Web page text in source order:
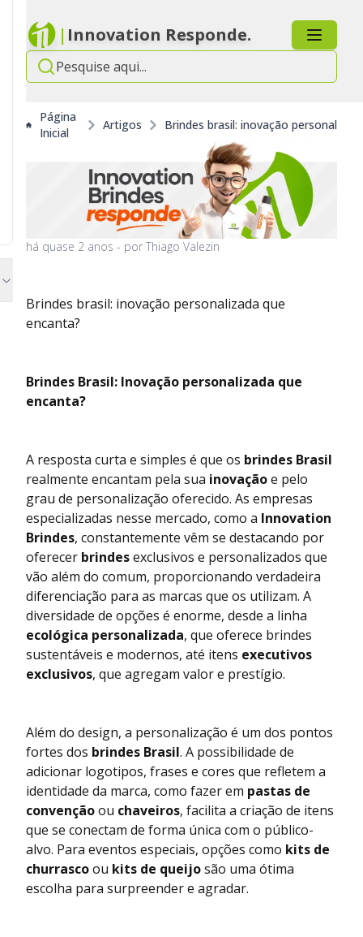
| Innovation Responde.
Página
Inicial
Artigos Brindes brasil: inovação
há quase 2 anos - por Thiago Valezin
Brindes brasil: inovação personalizada que
encanta?
Brindes Brasil: Inovação personalizada que
encanta?
A resposta curta e simples é que os brindes Brasil
realmente encantam pela sua inovaçãoe pelo
grau de personalização oferecido. As empresas
especializadas nesse mercado, como a Innovation
Brindes, constantemente vêm se destacando por
oferecer brindesexclusivos e personalizados que
vão além do comum, proporcionando verdadeira
diferenciação para as marcas que os utilizam. A
diversidade de opções é enorme, desde a linha
ecológica personalizada, que oferece brindes
sustentáveis e modernos, até itens executivos
exclusivos, que agregam valor e prestígio.
Além do design, a personalização é um dos pontos
fortes dos brindes Brasil. A possibilidade de
adicionar logotipos, frases e cores que refletem a
identidade da marca, como fazer em pastas de
convençãoou chaveiros, facilita a criação de itens
que se conectam de forma única com o público-
alvo. Para eventos especiais, opções como kits de
churrascoou kits de queijosão uma ótima
escolha para surpreender e agradar.